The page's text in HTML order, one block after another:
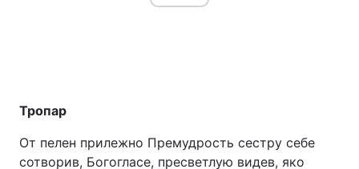
Тропар
От пелен прилежно Премудрость сестру себе
сотворив, Богогласе, пресветлую видев, яко